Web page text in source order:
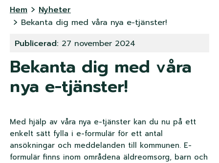
L
ä
n
k
s
i
g
Hem
Nyheter
Bekanta dig med våra nya e-tjänster!
Publicerad: 27 november 2024
Bekanta dig med våra
nya e-tjänster!
Med hjälp av våra nya e-tjänster kan du nu på ett
enkelt sätt fylla i e-formulär för ett antal
ansökningar och meddelanden till kommunen. E-
formulär finns inom områdena äldreomsorg, barn och